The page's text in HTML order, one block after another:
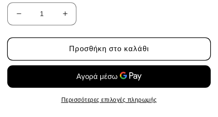
Μείωση
ποσότητας
για
χεριών
Frudia
Αύξηση
ποσότητας
για
Κρέμα
χεριών
την
Frudia
Προσθήκη στο καλάθι
Περισσότερες επιλογές πληρωμής